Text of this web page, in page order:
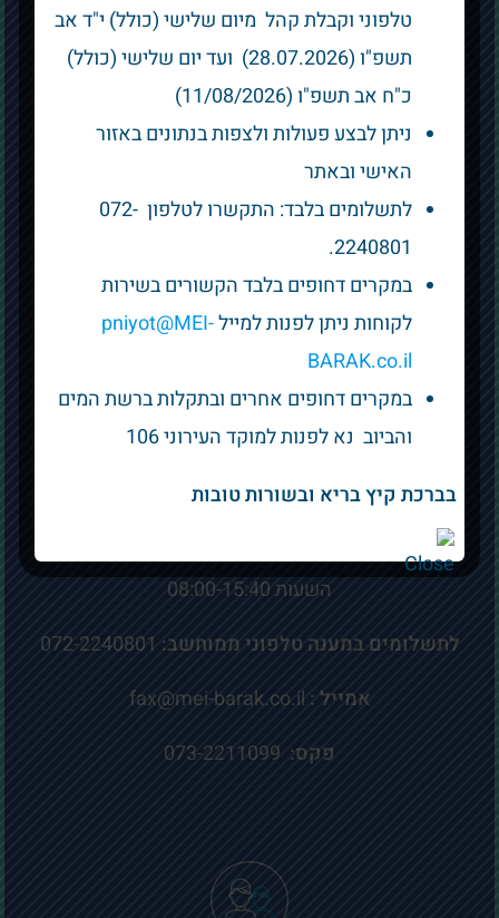
מגדלי מניבים קומה 5
קבלת קהל:
ימים א’-ה’ בין השעות 08:00-14:00
ימים א’ וג’ גם בין השעות 15:30-18:00
מענה טלפוני:
1800-071-200 -מספר חינם-
השעות 08:00-15:40
לתשלומים במענה טלפוני ממוחשב:
אמייל : fax@mei-barak.co.il
פקס:
טלפוני וקבלת קהל מיום שלישי (כולל) י"ד אב
תשפ"ו (28.07.2026) ועד יום שלישי (כולל)
כ"ח אב תשפ"ו (11/08/2026)
ניתן לבצע פעולות ולצפות בנתונים באזור
האישי ובאתר
לתשלומים בלבד: התקשרו לטלפון 072-
2240801.
במקרים דחופים בלבד הקשורים בשירות
לקוחות ניתן לפנות למיילpniyot@MEI-
BARAK.co.il
במקרים דחופים אחרים ובתקלות ברשת המים
והביוב נא לפנות למוקד העירוני 106
בברכת קיץ בריא ובשורות טובות